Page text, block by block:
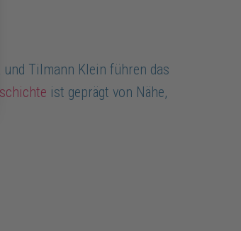
und Tilmann Klein führen das
ist geprägt von Nähe,